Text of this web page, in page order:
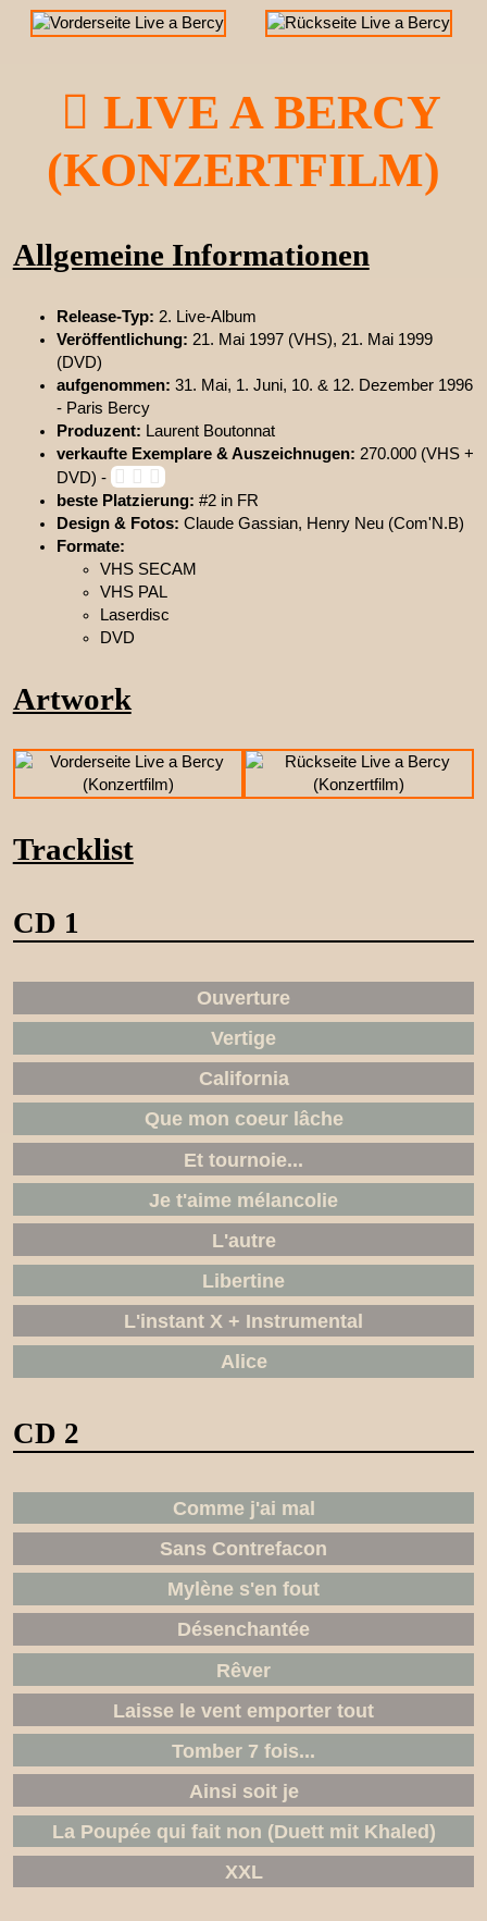
LIVE A BERCY
(KONZERTFILM)
Allgemeine Informationen
Release-Typ: 2. Live-Album
Veröffentlichung: 21. Mai 1997 (VHS), 21. Mai 1999
(DVD)
aufgenommen: 31. Mai, 1. Juni, 10. & 12. Dezember 1996
- Paris Bercy
Produzent: Laurent Boutonnat
verkaufte Exemplare & Auszeichnugen: 270.000 (VHS +
DVD) -
beste Platzierung: #2 in FR
Design & Fotos: Claude Gassian, Henry Neu (Com'N.B)
Formate:
VHS SECAM
VHS PAL
Laserdisc
DVD
Artwork
Tracklist
CD 1
Ouverture
Vertige
California
Que mon coeur lâche
Et tournoie...
Je t'aime mélancolie
L'autre
Libertine
L'instant X + Instrumental
Alice
CD 2
Comme j'ai mal
Sans Contrefacon
Mylène s'en fout
Désenchantée
Rêver
Laisse le vent emporter tout
Tomber 7 fois...
Ainsi soit je
La Poupée qui fait non (Duett mit Khaled)
XXL